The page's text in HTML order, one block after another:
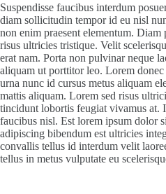
Suspendisse faucibus interdum
diam sollicitudin tempor id eu nisl
non enim praesent elementum. Diam
risus ultricies tristique. Velit
erat nam. Porta non pulvinar neque
aliquam ut porttitor leo. Lorem
urna nunc id cursus metus aliquam
mattis aliquam. Lorem sed risus
tincidunt lobortis feugiat vivamus at.
faucibus nisl. Est lorem ipsum dolor
adipiscing bibendum est ultricies
convallis tellus id interdum velit
tellus in metus vulputate eu